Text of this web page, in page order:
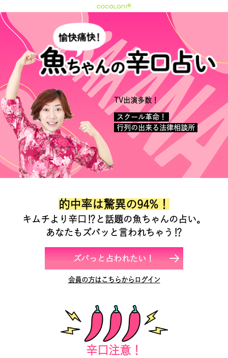
TV出演多数！
スクール革命！
行列の出来る法律相談所
的中率は驚異の94%！
キムチより辛口⁉と話題の魚ちゃんの占い。
あなたもズバッと言われちゃう⁉
ズバっと占われたい！
会員の方はこちらからログイン
辛口注意！